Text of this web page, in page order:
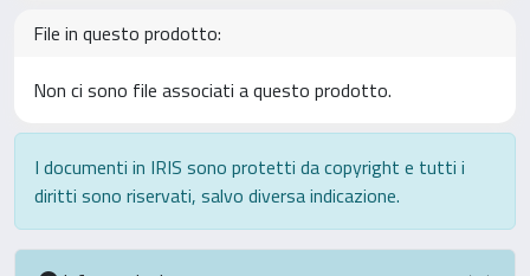
File in questo prodotto:
Non ci sono file associati a questo prodotto.
I documenti in IRIS sono protetti da copyright e tutti i
diritti sono riservati, salvo diversa indicazione.